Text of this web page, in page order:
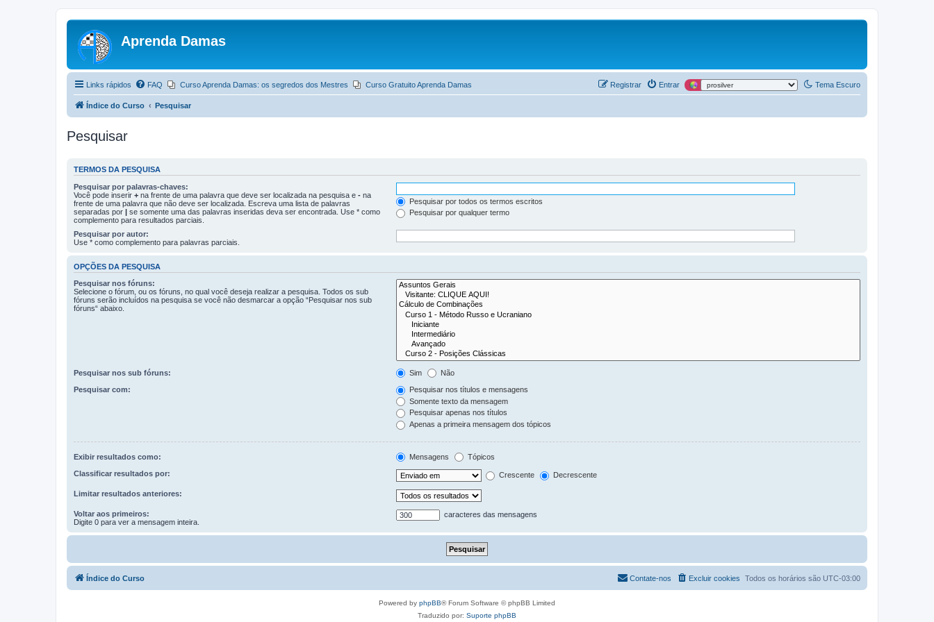
Aprenda Damas
Links rápidos Tema Escuro
FAQ Curso Aprenda Damas: os segredos dos Mestres Curso Gratuito Aprenda Damas Entrar
Registrar
Índice do Curso Pesquisar
Pesquisar
TERMOS DA PESQUISA
Pesquisar por palavras-chaves:
Você pode inserir + na frente de uma palavra que deve ser localizada na pesquisa e - na
frente de uma palavra que não deve ser localizada. Escreva uma lista de palavras
separadas por | se somente uma das palavras inseridas deva ser encontrada. Use * como
complemento para resultados parciais.
Pesquisar por todos os termos escritos
Pesquisar por qualquer termo
Pesquisar por autor:
Use * como complemento para palavras parciais.
OPÇÕES DA PESQUISA
Pesquisar nos fóruns:
Selecione o fórum, ou os fóruns, no qual você deseja realizar a pesquisa. Todos os sub
fóruns serão incluídos na pesquisa se você não desmarcar a opção “Pesquisar nos sub
fóruns“ abaixo.
Pesquisar nos sub fóruns: Sim Não
Pesquisar com:
Pesquisar nos títulos e mensagens
Somente texto da mensagem
Pesquisar apenas nos títulos
Apenas a primeira mensagem dos tópicos
Exibir resultados como: Mensagens Tópicos
Classificar resultados por: Crescente Decrescente
Limitar resultados anteriores:
Voltar aos primeiros:
Digite 0 para ver a mensagem inteira.
caracteres das mensagens
Índice do Curso Todos os horários são UTC-03:00
Excluir cookies
Contate-nos
Powered by phpBB® Forum Software © phpBB Limited
Traduzido por: Suporte phpBB